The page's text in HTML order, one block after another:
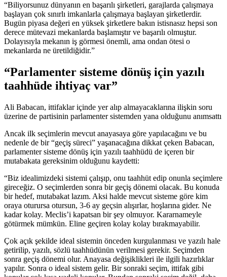
“Biliyorsunuz dünyanın en başarılı şirketleri, garajlarda çalışmaya
başlayan çok sınırlı imkanlarla çalışmaya başlayan şirketlerdir.
Bugün piyasa değeri en yüksek şirketlere bakın istisnasız hepsi son
derece mütevazi mekanlarda başlamıştır ve başarılı olmuştur.
Dolayısıyla mekanın iş görmesi önemli, ama ondan ötesi o
mekanlarda ne üretildiğidir.”
“Parlamenter sisteme dönüş için yazılı
taahhüde ihtiyaç var”
Ali Babacan, ittifaklar içinde yer alıp almayacaklarına ilişkin soru
üzerine de partisinin parlamenter sistemden yana olduğunu anımsattı
Ancak ilk seçimlerin mevcut anayasaya göre yapılacağını ve bu
nedenle de bir “geçiş süreci” yaşanacağına dikkat çeken Babacan,
parlamenter sisteme dönüş için yazılı taahhüdü de içeren bir
mutabakata gereksinim olduğunu kaydetti:
“Biz idealimizdeki sistemi çalışıp, onu taahhüt edip onunla seçimlere
gireceğiz. O seçimlerden sonra bir geçiş dönemi olacak. Bu konuda
bir hedef, mutabakat lazım. Aksi halde mevcut sisteme göre kim
oraya oturursa otursun, 3-6 ay geçsin alışırlar, hoşlarına gider. Ne
kadar kolay. Meclis’i kapatsan bir şey olmuyor. Kararnameyle
götürmek mümkün. Eline geçiren kolay kolay bırakmayabilir.
Çok açık şekilde ideal sistemin önceden kurgulanması ve yazılı hale
getirilip, yazılı, sözlü taahhüdünün verilmesi gerekir. Seçimden
sonra geçiş dönemi olur. Anayasa değişiklikleri ile ilgili hazırlıklar
yapılır. Sonra o ideal sistem gelir. Bir sonraki seçim, ittifak gibi